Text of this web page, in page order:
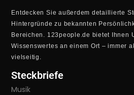
Entdecken Sie außerdem detaillierte
Hintergründe zu bekannten
Bereichen. 123people.de bietet Ihnen
Wissenswertes an einem Ort – immer
vielseitig.
Steckbriefe
Musik